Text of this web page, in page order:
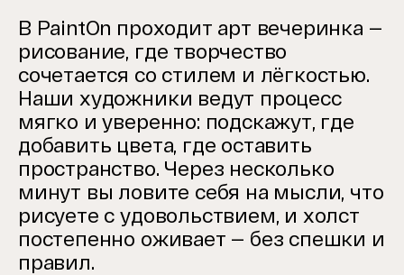
В PaintOn проходит арт вечеринка —
рисование, где творчество
сочетается со стилем и лёгкостью.
Наши художники ведут процесс
мягко и уверенно: подскажут, где
добавить цвета, где оставить
пространство. Через несколько
минут вы ловите себя на мысли, что
рисуете с удовольствием, и холст
постепенно оживает — без спешки и
правил.